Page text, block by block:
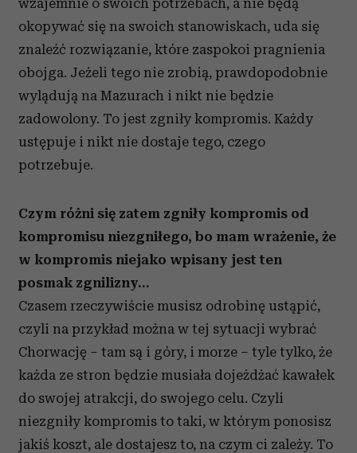
wzajemnie o swoich potrzebach, a nie będą
okopywać się na swoich stanowiskach, uda się
znaleźć rozwiązanie, które zaspokoi pragnienia
obojga. Jeżeli tego nie zrobią, prawdopodobnie
wylądują na Mazurach i nikt nie będzie
zadowolony. To jest zgniły kompromis. Każdy
ustępuje i nikt nie dostaje tego, czego
potrzebuje.
Czym różni się zatem zgniły kompromis od
kompromisu niezgniłego, bo mam wrażenie, że
w kompromis niejako wpisany jest ten
posmak zgnilizny…
Czasem rzeczywiście musisz odrobinę ustąpić,
czyli na przykład można w tej sytuacji wybrać
Chorwację – tam są i góry, i morze – tyle tylko, że
każda ze stron będzie musiała dojeżdżać kawałek
do swojej atrakcji, do swojego celu. Czyli
niezgniły kompromis to taki, w którym ponosisz
jakiś koszt, ale dostajesz to, na czym ci zależy. To